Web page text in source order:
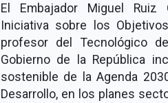
El Embajador Miguel Ruiz
Iniciativa sobre los
profesor del Tecnológico
Gobierno de la República
sostenible de la Agenda
Desarrollo, en los planes